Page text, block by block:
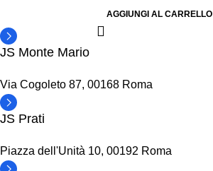
AGGIUNGI AL CARRELLO
JS Monte Mario
Via Cogoleto 87, 00168 Roma
JS Prati
Piazza dell'Unità 10, 00192 Roma